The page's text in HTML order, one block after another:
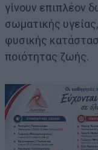
γίνουν επιπλέον
σωματικής
φυσικής
ποιότητας ζωής.